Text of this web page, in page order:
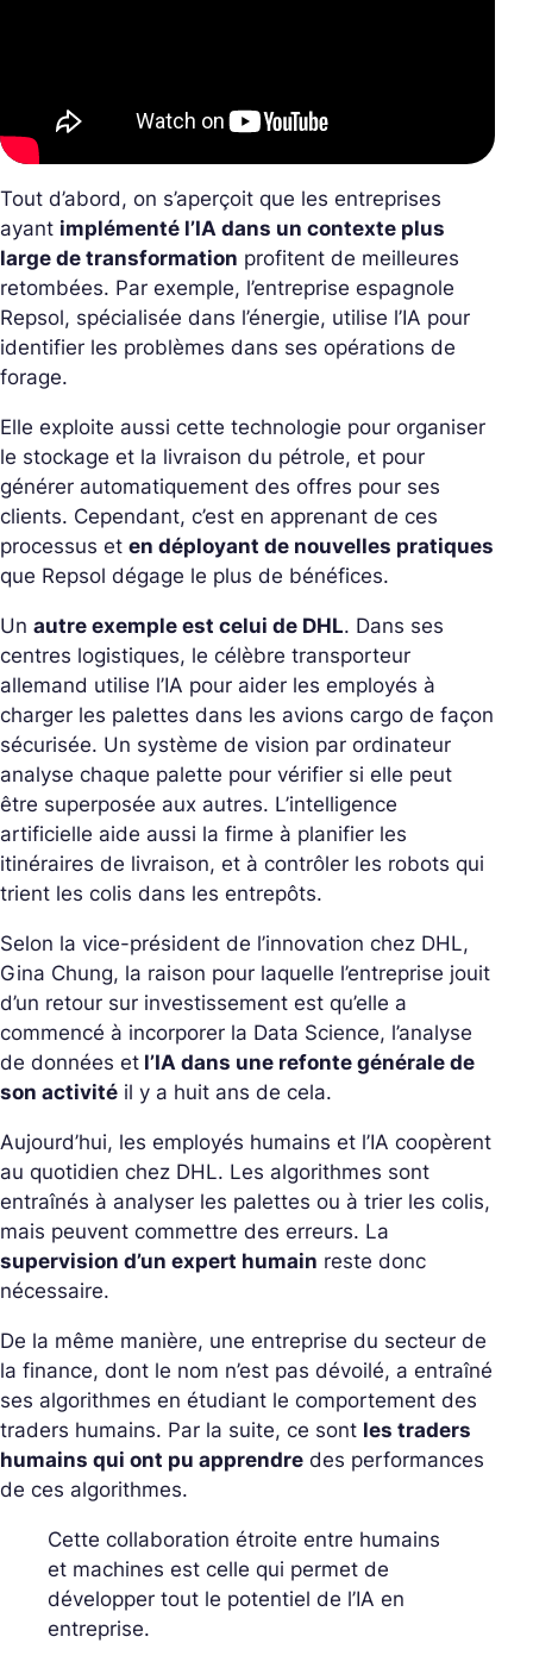
Tout d’abord, on s’aperçoit que les entreprises
ayant implémenté l’IA dans un contexte plus
large de transformation profitent de meilleures
retombées. Par exemple, l’entreprise espagnole
Repsol, spécialisée dans l’énergie, utilise l’IA pour
identifier les problèmes dans ses opérations de
forage.
Elle exploite aussi cette technologie pour organiser
le stockage et la livraison du pétrole, et pour
générer automatiquement des offres pour ses
clients. Cependant, c’est en apprenant de ces
processus et en déployant de nouvelles pratiques
que Repsol dégage le plus de bénéfices.
Un autre exemple est celui de DHL. Dans ses
centres logistiques, le célèbre transporteur
allemand utilise l’IA pour aider les employés à
charger les palettes dans les avions cargo de façon
sécurisée. Un système de vision par ordinateur
analyse chaque palette pour vérifier si elle peut
être superposée aux autres. L’intelligence
artificielle aide aussi la firme à planifier les
itinéraires de livraison, et à contrôler les robots qui
trient les colis dans les entrepôts.
Selon la vice-président de l’innovation chez DHL,
Gina Chung, la raison pour laquelle l’entreprise jouit
d’un retour sur investissement est qu’elle a
commencé à incorporer la Data Science, l’analyse
de données et l’IA dans une refonte générale de
son activité il y a huit ans de cela.
Aujourd’hui, les employés humains et l’IA coopèrent
au quotidien chez DHL. Les algorithmes sont
entraînés à analyser les palettes ou à trier les colis,
mais peuvent commettre des erreurs. La
supervision d’un expert humain reste donc
nécessaire.
De la même manière, une entreprise du secteur de
la finance, dont le nom n’est pas dévoilé, a entraîné
ses algorithmes en étudiant le comportement des
traders humains. Par la suite, ce sont les traders
humains qui ont pu apprendre des performances
de ces algorithmes.
Cette collaboration étroite entre humains
et machines est celle qui permet de
développer tout le potentiel de l’IA en
entreprise.